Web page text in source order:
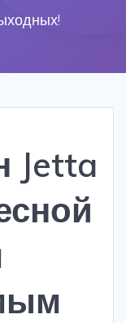
Jetta